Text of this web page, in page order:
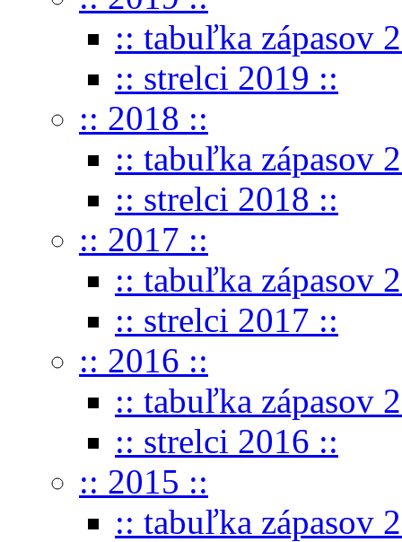
:: tabuľka zápasov
:: strelci 2019 ::
:: 2018 ::
:: tabuľka zápasov
:: strelci 2018 ::
:: 2017 ::
:: tabuľka zápasov
:: strelci 2017 ::
:: 2016 ::
:: tabuľka zápasov
:: strelci 2016 ::
:: 2015 ::
:: tabuľka zápasov